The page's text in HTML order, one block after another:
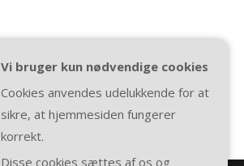
Vi bruger kun nødvendige cookies
Cookies anvendes udelukkende for at
sikre, at hjemmesiden fungerer
korrekt.
Disse cookies sættes af os og